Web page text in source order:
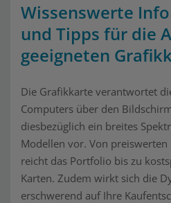
Wissenswerte
und Tipps für die
geeigneten
Die Grafikkarte verantwortet
Computers über den
diesbezüglich ein breites
Modellen vor. Von
reicht das Portfolio bis zu
Karten. Zudem wirkt sich die
erschwerend auf Ihre